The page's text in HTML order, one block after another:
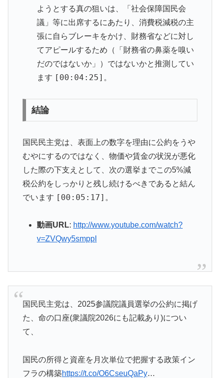
ようとする真の狙いは、「社会保障国民会
議」等に出席するにあたり、消費税減税の主
張に自らブレーキをかけ、財務省などに対し
てアピールするため（「財務省の鼻薬を嗅い
だのではないか」）ではないかと推測してい
ます [00:04:25] 。
結論
国民民主党は、表面上の数字を理由に公約をうや
むやにするのではなく、物価や賃金の状況が悪化
した際の下支えとして、次の選挙までこの5%減
税公約をしっかりと残し続けるべきであると結ん
でいます [00:05:17] 。
動画URL: http://www.youtube.com/watch?
v=ZVQwy5smppI
国民民主党は、2025参議院議員選挙の公約に掲げ
た、命の口座(衆議院2026にも記載あり)につい
て、
国民の所得と資産を月次単位で把握する政策イン
フラの構築https://t.co/O6CseuQaPy…